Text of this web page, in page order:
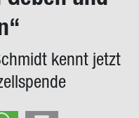
kennt jetzt